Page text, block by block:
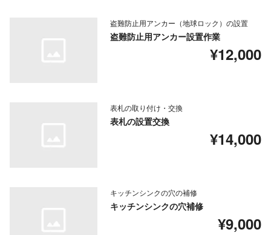
盗難防止用アンカー（地球ロック）の設置
盗難防止用アンカー設置作業
¥12,000
表札の取り付け・交換
表札の設置交換
¥14,000
キッチンシンクの穴の補修
キッチンシンクの穴補修
¥9,000